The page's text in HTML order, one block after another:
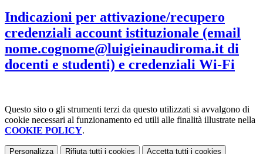
Indicazioni per attivazione/recupero
credenziali account istituzionale (email
nome.cognome@luigieinaudiroma.it di
docenti e studenti) e credenziali Wi-Fi
Questo sito o gli strumenti terzi da questo utilizzati si avvalgono di
cookie necessari al funzionamento ed utili alle finalità illustrate nella
COOKIE POLICY.
Personalizza Rifiuta tutti i cookies Accetta tutti i cookies